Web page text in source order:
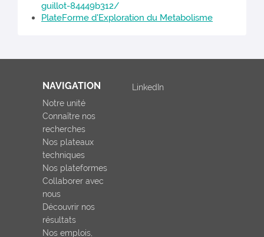
guillot-84449b312/
PlateForme d'Exploration du Metabolisme
NAVIGATION
Notre unité
Connaître nos
recherches
Nos plateaux
techniques
Nos plateformes
Collaborer avec
nous
Découvrir nos
résultats
Nos emplois,
LinkedIn